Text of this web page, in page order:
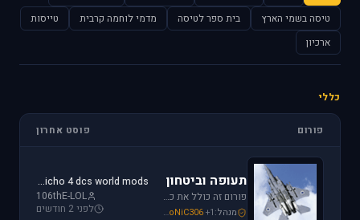
טיסה בשמי הארץ
בית ספר לטיסה מדמי לוחמה קרבית
טייסות
ארכיון
כללי
פורום פוסט אחרון
תעופה וביטחון
פורום זה כולל את כל נושאי התעופה האזרחית, הצבאית והבטחון בארץ ובעולם. ניתן לדון בכל נושא אקטואלי או היסטורי בתחומים אלו.
מנהל: Mike_69th SoNiC306+1
jericho 4 dcs world mods
106thE-LOL
לפני 2 חודשים